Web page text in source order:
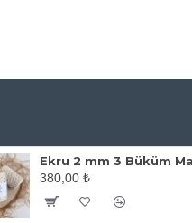
380,00 ₺